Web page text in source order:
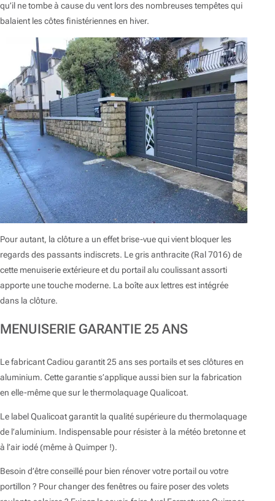
qu’il ne tombe à cause du vent lors des nombreuses tempêtes qui
balaient les côtes finistériennes en hiver.
Pour autant, la clôture a un effet brise-vue qui vient bloquer les
regards des passants indiscrets. Le gris anthracite (Ral 7016) de
cette menuiserie extérieure et du portail alu coulissant assorti
apporte une touche moderne. La boîte aux lettres est intégrée
dans la clôture.
MENUISERIE GARANTIE 25 ANS
Le fabricant Cadiou garantit 25 ans ses portails et ses clôtures en
aluminium. Cette garantie s’applique aussi bien sur la fabrication
en elle-même que sur le thermolaquage Qualicoat.
Le label Qualicoat garantit la qualité supérieure du thermolaquage
de l’aluminium. Indispensable pour résister à la météo bretonne et
à l’air iodé (même à Quimper !).
Besoin d’être conseillé pour bien rénover votre portail ou votre
portillon ? Pour changer des fenêtres ou faire poser des volets